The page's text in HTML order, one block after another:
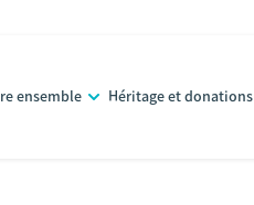
ensemble Héritage et donations